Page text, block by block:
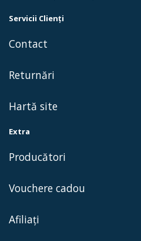
Servicii Clienţi
Contact
Returnări
Hartă site
Extra
Producători
Vouchere cadou
Afiliaţi